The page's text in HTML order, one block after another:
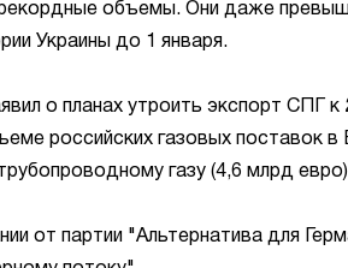
рекордные объемы. Они даже
Украины до 1 января.
о планах утроить экспорт СПГ к
российских газовых поставок в
газу (4,6 млрд
от партии "Альтернатива для